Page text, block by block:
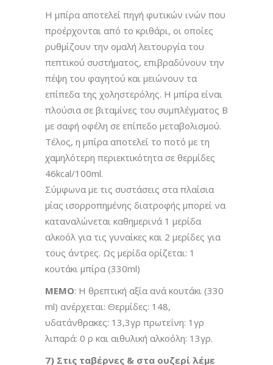
Η μπίρα αποτελεί πηγή φυτικών ινών που
προέρχονται από το κριθάρι, οι οποίες
ρυθμίζουν την ομαλή λειτουργία του
πεπτικού συστήματος, επιβραδύνουν την
πέψη του φαγητού και μειώνουν τα
επίπεδα της χοληστερόλης. Η μπίρα είναι
πλούσια σε βιταμίνες του συμπλέγματος Β
με σαφή οφέλη σε επίπεδο μεταβολισμού.
Τέλος, η μπίρα αποτελεί το ποτό με τη
χαμηλότερη περιεκτικότητα σε θερμίδες
46kcal/100ml.
Σύμφωνα με τις συστάσεις στα πλαίσια
μίας ισορροπημένης διατροφής μπορεί να
καταναλώνεται καθημερινά 1 μερίδα
αλκοόλ για τις γυναίκες και 2 μερίδες για
τους άντρες. Ως μερίδα ορίζεται: 1
κουτάκι μπίρα (330ml)
ΜΕΜΟ: Η θρεπτική αξία ανά κουτάκι (330
ml) ανέρχεται: Θερμίδες: 148,
υδατάνθρακες: 13,3γρ πρωτεΐνη: 1γρ
λιπαρά: 0 ρ και αιθυλική αλκοόλη: 13γρ.
7) Στις ταβέρνες & στα ουζερί λέμε